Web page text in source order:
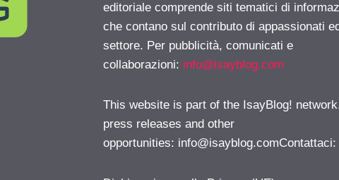
editoriale comprende siti tematici di
che contano sul contributo di appassionati
settore. Per pubblicità, comunicati e
collaborazioni: info@isayblog.com
This website is part of the IsayBlog!
press releases and other
opportunities: info@isayblog.comContattaci: